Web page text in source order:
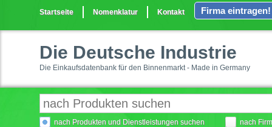
Startseite Nomenklatur Kontakt Firma eintragen!
Die Deutsche Industrie
Die Einkaufsdatenbank für den Binnenmarkt - Made in Germany
nach Produkten und Dienstleistungen suchen nach